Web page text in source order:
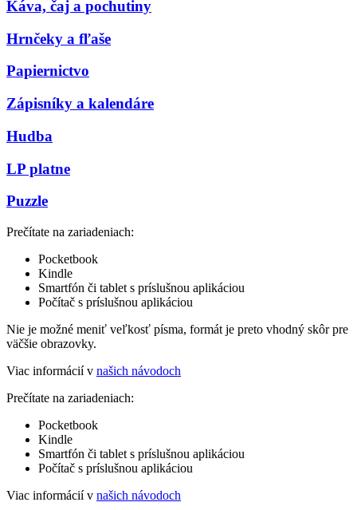
Káva, čaj a pochutiny
Hrnčeky a fľaše
Papiernictvo
Zápisníky a kalendáre
Hudba
LP platne
Puzzle
Prečítate na zariadeniach:
Pocketbook
Kindle
Smartfón či tablet s príslušnou aplikáciou
Počítač s príslušnou aplikáciou
Nie je možné meniť veľkosť písma, formát je preto vhodný skôr pre
väčšie obrazovky.
Viac informácií v našich návodoch
Prečítate na zariadeniach:
Pocketbook
Kindle
Smartfón či tablet s príslušnou aplikáciou
Počítač s príslušnou aplikáciou
Viac informácií v našich návodoch